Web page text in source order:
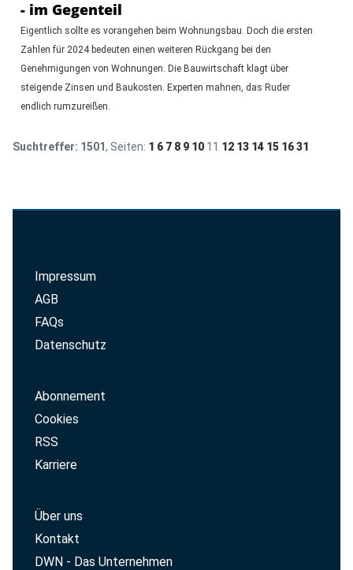
- im Gegenteil
Eigentlich sollte es vorangehen beim Wohnungsbau. Doch die ersten
Zahlen für 2024 bedeuten einen weiteren Rückgang bei den
Genehmigungen von Wohnungen. Die Bauwirtschaft klagt über
steigende Zinsen und Baukosten. Experten mahnen, das Ruder
endlich rumzureißen.
Suchtreffer: 1501, Seiten: 1 6 7 8 9 10 11 12 13 14 15 16 31
Impressum
AGB
FAQs
Datenschutz
Abonnement
Cookies
RSS
Karriere
Über uns
Kontakt
DWN - Das Unternehmen